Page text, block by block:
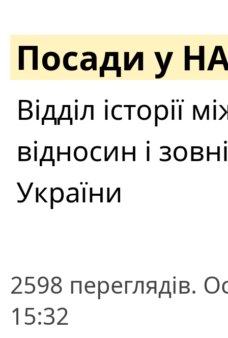
Посади у
Відділ історії
відносин і
України
2598 переглядів.
15:32